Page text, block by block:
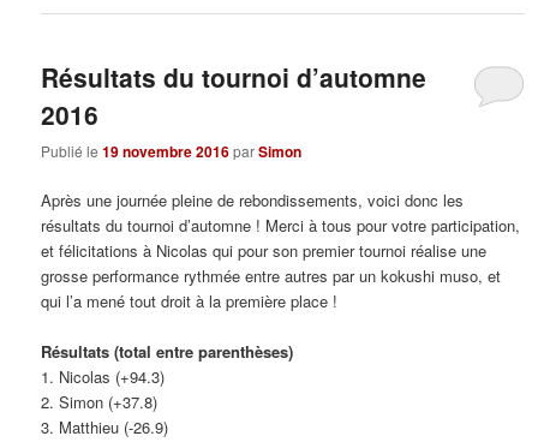
Résultats du tournoi d’automne
2016
Publié le19 novembre 2016parSimon
Après une journée pleine de rebondissements, voici donc les
résultats du tournoi d’automne ! Merci à tous pour votre participation,
et félicitations à Nicolas qui pour son premier tournoi réalise une
grosse performance rythmée entre autres par un kokushi muso, et
qui l’a mené tout droit à la première place !
Résultats (total entre parenthèses)
1. Nicolas (+94.3)
2. Simon (+37.8)
3. Matthieu (-26.9)